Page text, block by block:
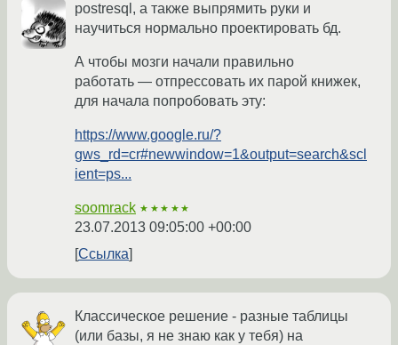
postresql, а также выпрямить руки и
научиться нормально проектировать бд.
А чтобы мозги начали правильно
работать — отпрессовать их парой книжек,
для начала попробовать эту:
https://www.google.ru/?
gws_rd=cr#newwindow=1&output=search&scl
ient=ps...
soomrack ★★★★★
23.07.2013 09:05:00 +00:00
Ссылка
Классическое решение - разные таблицы
(или базы, я не знаю как у тебя) на